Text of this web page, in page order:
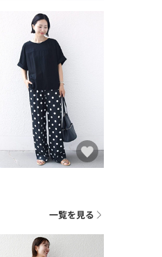
一覧を見る